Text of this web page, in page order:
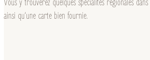
Vous y trouverez quelques spécialités régionales
ainsi qu’une carte bien fournie.